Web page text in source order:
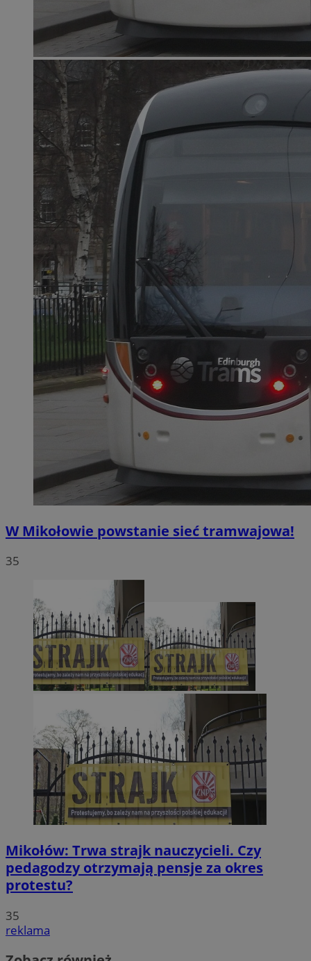
W Mikołowie powstanie sieć tramwajowa!
35
Mikołów: Trwa strajk nauczycieli. Czy
pedagodzy otrzymają pensje za okres
protestu?
35
reklama